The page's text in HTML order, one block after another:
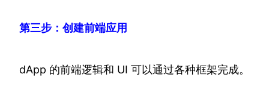
第三步：创建前端应用
dApp 的前端逻辑和 UI 可以通过各种框架完成。